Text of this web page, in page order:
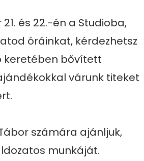
és 22.-én a Studioba,
óráinkat, kérdezhetsz
keretében bővített
várunk titeket
számára ajánljuk,
munkáját.